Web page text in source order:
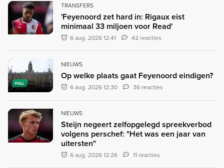
TRANSFERS
'Feyenoord zet hard in: Rigaux eist
minimaal 33 miljoen voor Read'
6 aug. 2026 12:41 42 reacties
POLL
NIEUWS
Op welke plaats gaat Feyenoord eindigen?
6 aug. 2026 12:30 36 reacties
NIEUWS
Steijn negeert zelfopgelegd spreekverbod
volgens perschef: "Het was een jaar van
uitersten"
6 aug. 2026 12:26 11 reacties